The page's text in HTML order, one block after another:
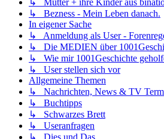
↳ Mütter + ihre Kinder aus
↳ Bezness - Mein Leben danach.
In eigener Sache
↳ Anmeldung als User -
↳ Die MEDIEN über
↳ Wie mir 1001Geschichte
↳ User stellen sich vor
Allgemeine Themen
↳ Nachrichten, News & TV
↳ Buchtipps
↳ Schwarzes Brett
↳ Useranfragen